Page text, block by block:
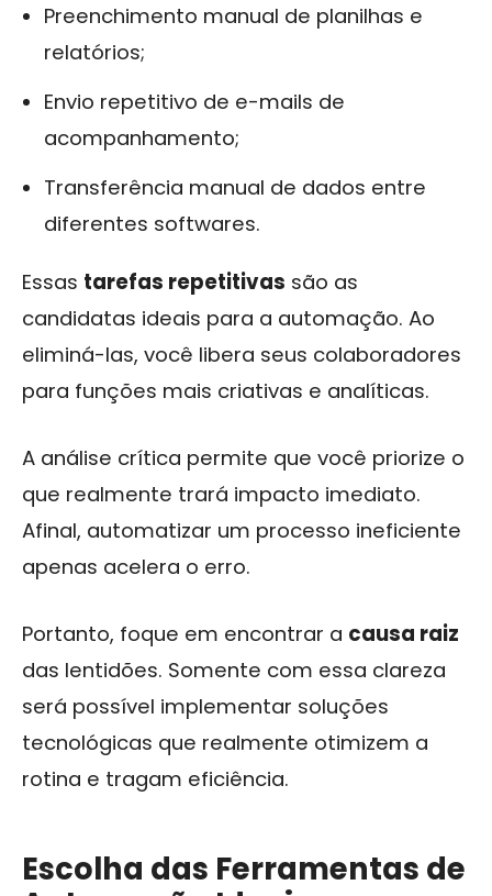
Preenchimento manual de planilhas e
relatórios;
Envio repetitivo de e-mails de
acompanhamento;
Transferência manual de dados entre
diferentes softwares.
Essas tarefas repetitivas são as
candidatas ideais para a automação. Ao
eliminá-las, você libera seus colaboradores
para funções mais criativas e analíticas.
A análise crítica permite que você priorize o
que realmente trará impacto imediato.
Afinal, automatizar um processo ineficiente
apenas acelera o erro.
Portanto, foque em encontrar a causa raiz
das lentidões. Somente com essa clareza
será possível implementar soluções
tecnológicas que realmente otimizem a
rotina e tragam eficiência.
Escolha das Ferramentas de